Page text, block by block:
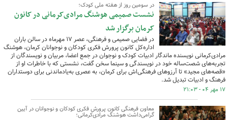
در سومین روز از هفته ملی کودک؛
نشست صمیمی هوشنگ مرادی‌کرمانی در کانون
کرمان برگزار شد
در فضایی صمیمی و فرهنگی، عصر ۱۷ مهرماه در سالن باران
اداره‌کل کانون پرورش فکری کودکان و نوجوانان کرمان، هوشنگ
مرادی‌کرمانی نویسنده ماندگار ادبیات کودک و نوجوان در جمع اعضا، مربیان و نویسندگان از
تجربه‌های شصت‌ساله خود در نویسندگی و سینما سخن گفت، نشستی که با خاطرات او از
«قصه‌های مجید» تا آرزوهای فرهنگی‌اش برای کرمان، به عصری به‌یادماندنی برای دوستداران
فرهنگ و ادبیات تبدیل شد.
۱۷ مهر ۰۴ - ۲۱:۰۳
معاون فرهنگی کانون پرورش فکری کودکان و نوجوانان در آیین
گرامی‌داشت هوشنگ مرادی‌کرمانی؛